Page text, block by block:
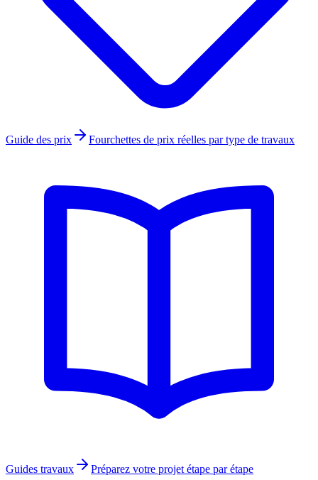
Guide des prix Fourchettes de prix réelles par type de travaux
Guides travaux Préparez votre projet étape par étape